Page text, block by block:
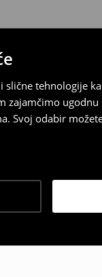
slične tehnologije
zajamčimo
Svoj odabir